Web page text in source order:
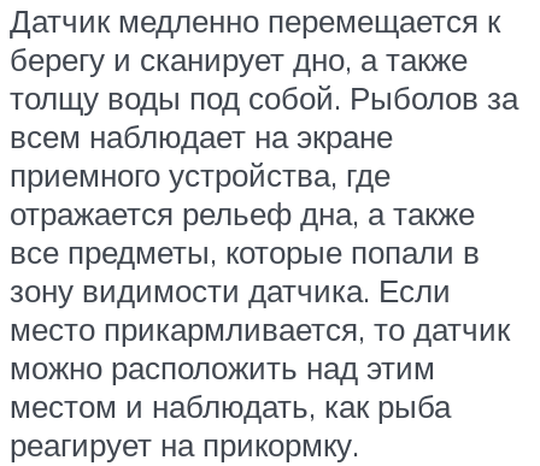
Датчик медленно перемещается к
берегу и сканирует дно, а также
толщу воды под собой. Рыболов за
всем наблюдает на экране
приемного устройства, где
отражается рельеф дна, а также
все предметы, которые попали в
зону видимости датчика. Если
место прикармливается, то датчик
можно расположить над этим
местом и наблюдать, как рыба
реагирует на прикормку.